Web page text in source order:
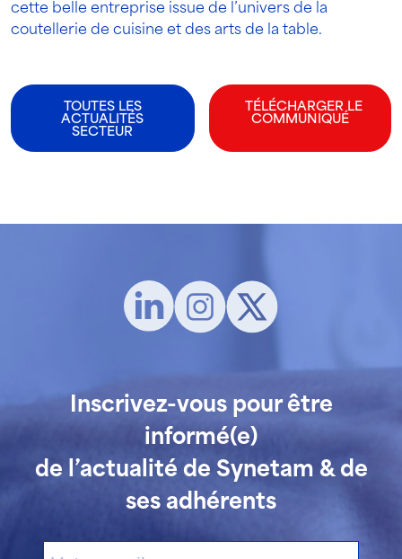
cette belle entreprise issue de l’univers de la
coutellerie de cuisine et des arts de la table.
TOUTES LES
ACTUALITÉS
SECTEUR
TÉLÉCHARGER LE
COMMUNIQUÉ
Inscrivez-vous pour être
informé(e)
de l’actualité de Synetam & de
ses adhérents